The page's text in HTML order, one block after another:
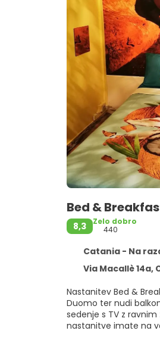
Bed &
8,3
Zelo dobro
440
Catania - Na
Via Macallè 14a,
Nastanitev Bed &
Duomo ter nudi balkon,
sedenje s TV z ravnim
nastanitve imate na voljo